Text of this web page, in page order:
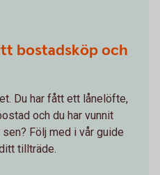
bostadsköp och
Du har fått ett lånelöfte,
och du har vunnit
Följ med i vår guide
tillträde.